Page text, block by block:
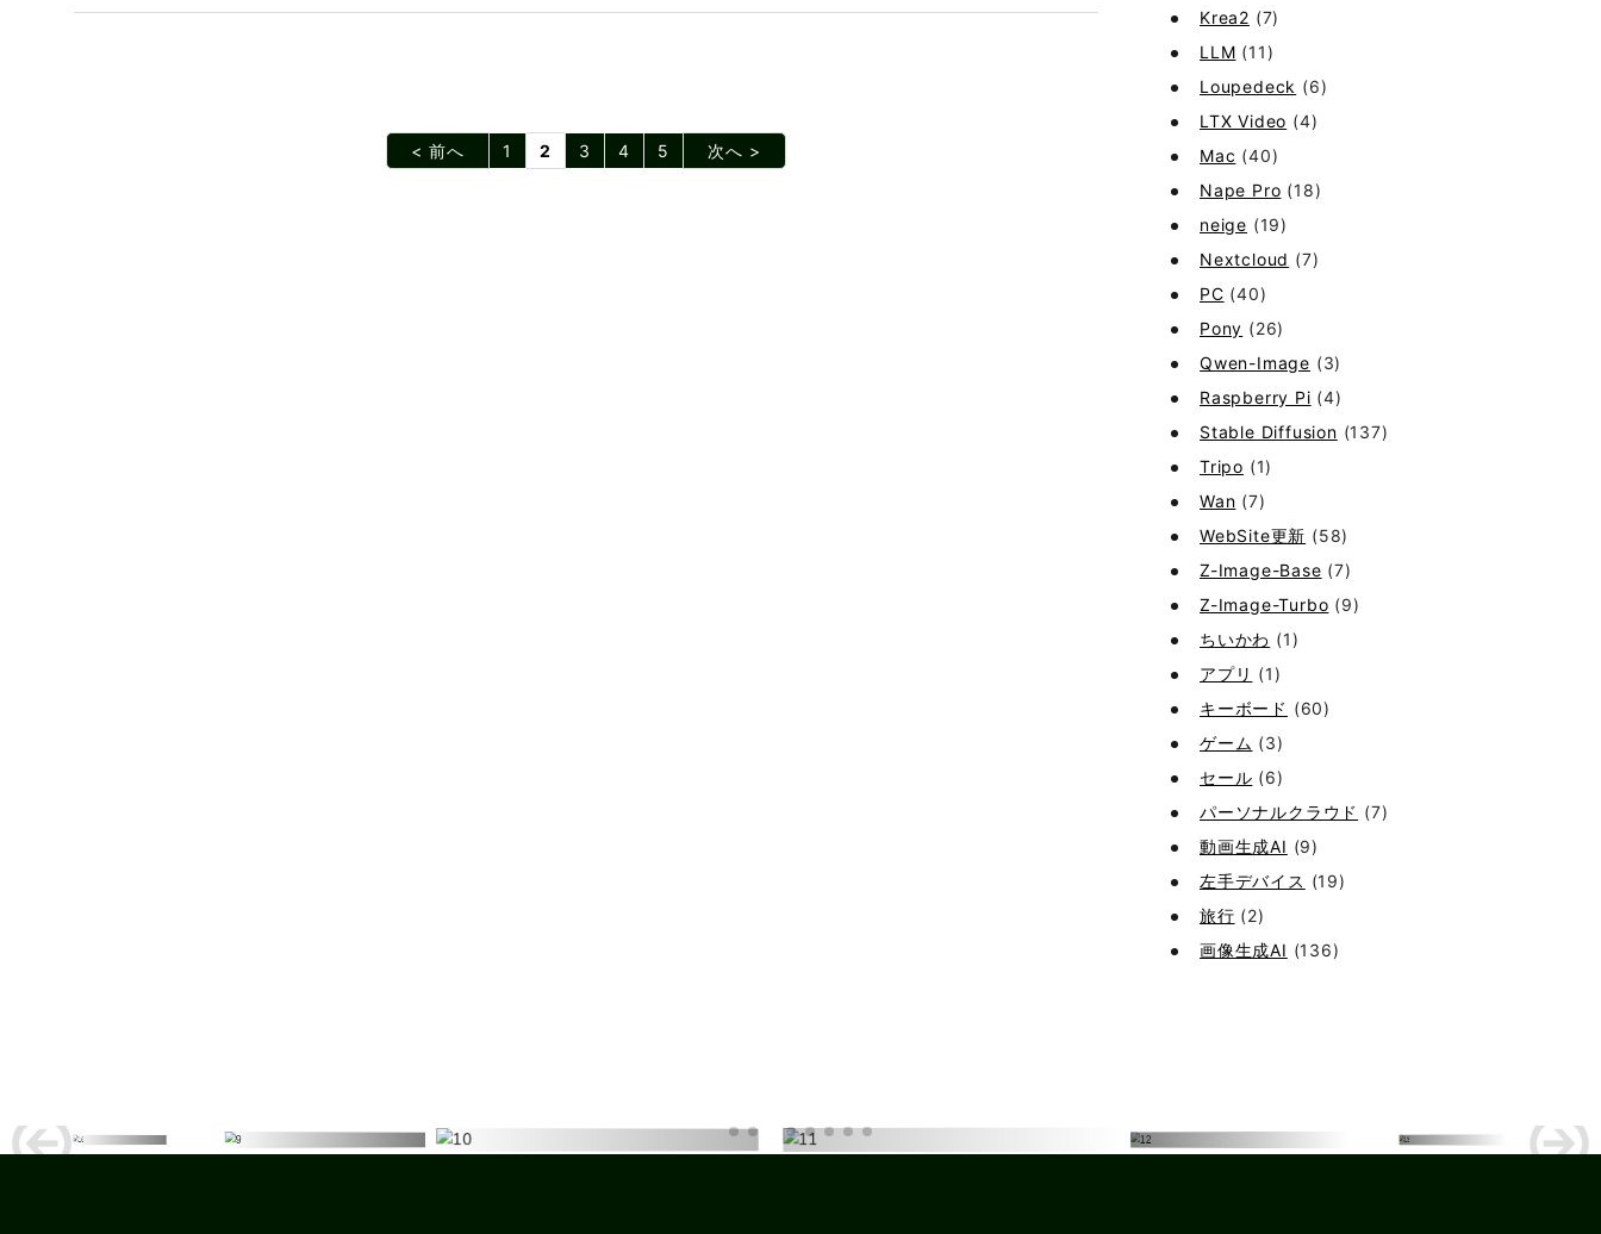
< 前へ 1 2 3 4 5 次へ >
Krea2 (7)
LLM (11)
Loupedeck (6)
LTX Video (4)
Mac (40)
Nape Pro (18)
neige (19)
Nextcloud (7)
PC (40)
Pony (26)
Qwen-Image (3)
Raspberry Pi (4)
Stable Diffusion (137)
Tripo (1)
Wan (7)
WebSite更新 (58)
Z-Image-Base (7)
Z-Image-Turbo (9)
ちいかわ (1)
アプリ (1)
キーボード (60)
ゲーム (3)
セール (6)
パーソナルクラウド (7)
動画生成AI (9)
左手デバイス (19)
旅行 (2)
画像生成AI (136)